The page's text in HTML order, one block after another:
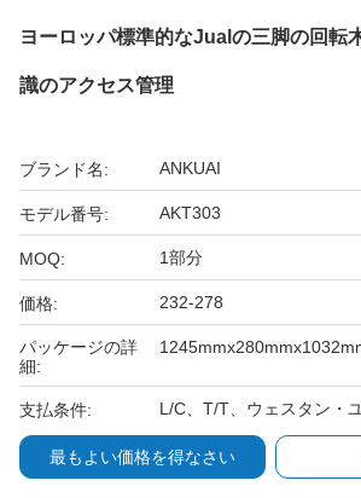
ヨーロッパ標準的なJualの三脚の回転
識のアクセス管理
ブランド名: ANKUAI
モデル番号: AKT303
MOQ: 1部分
価格: 232-278
パッケージの詳
細:
支払条件: L/C、T/T、ウェスタン・
最もよい価格を得なさい